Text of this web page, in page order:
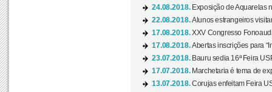
24.08.2018. Exposição de Aquarelas
22.08.2018.Alunos estrangeiros
17.08.2018.XXV Congresso
17.08.2018.Abertas inscrições para
23.07.2018. Bauru sedia 16ª Feira
17.07.2018. Marchetaria é tema de
13.07.2018.Corujas enfeitam Feira